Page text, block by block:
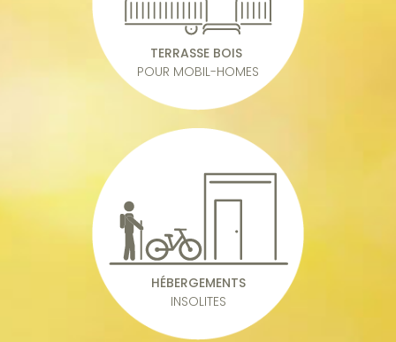
TERRASSE BOIS
POUR MOBIL-HOMES
HÉBERGEMENTS
INSOLITES